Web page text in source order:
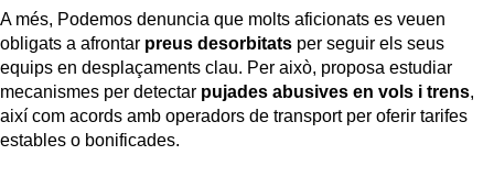
A més, Podemos denuncia que molts aficionats es veuen
obligats a afrontar preus desorbitats per seguir els seus
equips en desplaçaments clau. Per això, proposa estudiar
mecanismes per detectar pujades abusives en vols i trens,
així com acords amb operadors de transport per oferir tarifes
estables o bonificades.